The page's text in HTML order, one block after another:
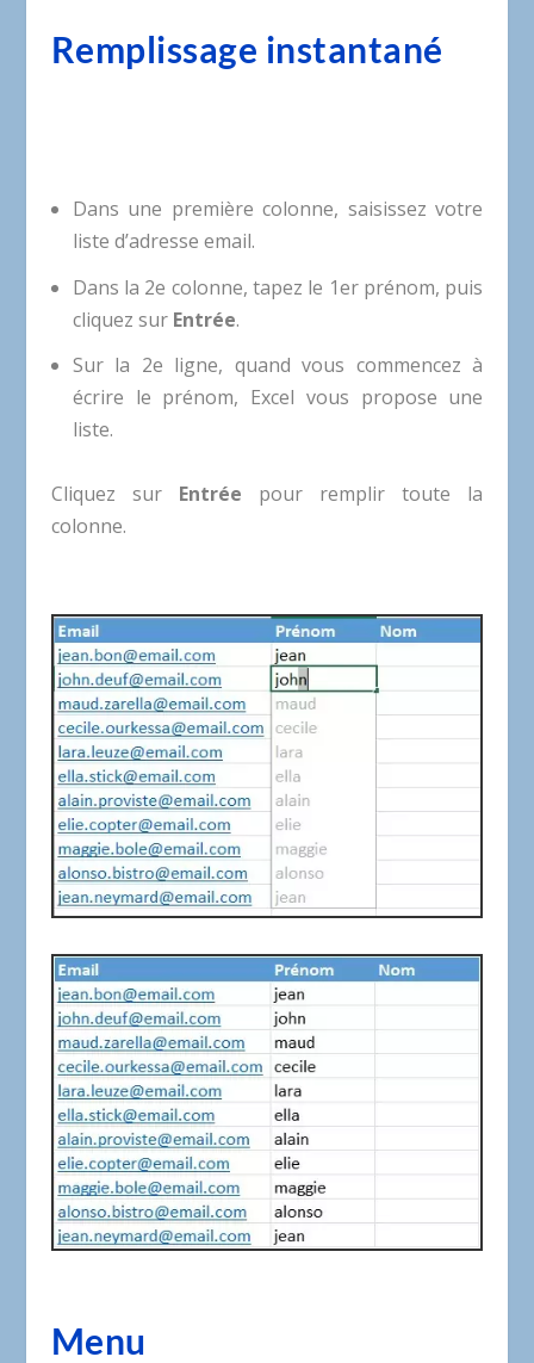
Remplissage instantané
Dans une première colonne, saisissez votre
liste d’adresse email.
Dans la 2e colonne, tapez le 1er prénom, puis
cliquez sur Entrée.
Sur la 2e ligne, quand vous commencez à
écrire le prénom, Excel vous propose une
liste.
Cliquez sur Entrée pour remplir toute la
colonne.
Menu